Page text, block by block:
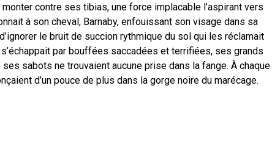
contre ses tibias, une force implacable l’aspirant vers
à son cheval, Barnaby, enfouissant son visage dans sa
le bruit de succion rythmique du sol qui les réclamait
par bouffées saccadées et terrifiées, ses grands
sabots ne trouvaient aucune prise dans la fange. À chaque
d’un pouce de plus dans la gorge noire du marécage.